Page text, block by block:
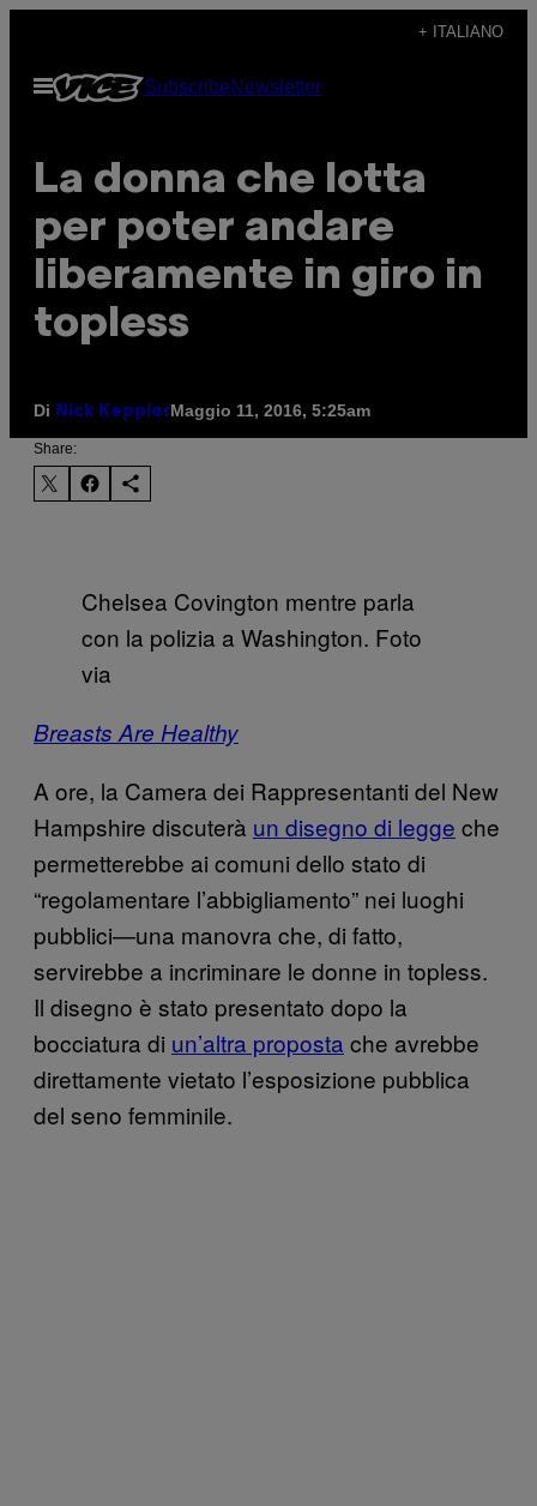
contenuto
+ ITALIANO
Apri
SubscribeNewsletter
La donna che lotta
per poter andare
liberamente in giro in
topless
Di Nick KepplerMaggio 11, 2016, 5:25am
Share:
Chelsea Covington mentre parla
con la polizia a Washington. Foto
via
Breasts Are Healthy
A ore, la Camera dei Rappresentanti del New
Hampshire discuterà un disegno di legge che
permetterebbe ai comuni dello stato di
“regolamentare l’abbigliamento” nei luoghi
pubblici—una manovra che, di fatto,
servirebbe a incriminare le donne in topless.
Il disegno è stato presentato dopo la
bocciatura di un’altra proposta che avrebbe
direttamente vietato l’esposizione pubblica
del seno femminile.